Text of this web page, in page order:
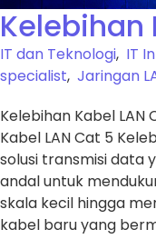
Kelebihan
IT dan Teknologi, IT
specialist, Jaringan
Kelebihan Kabel LAN
Kabel LAN Cat 5
solusi transmisi data
andal untuk
skala kecil hingga
kabel baru yang